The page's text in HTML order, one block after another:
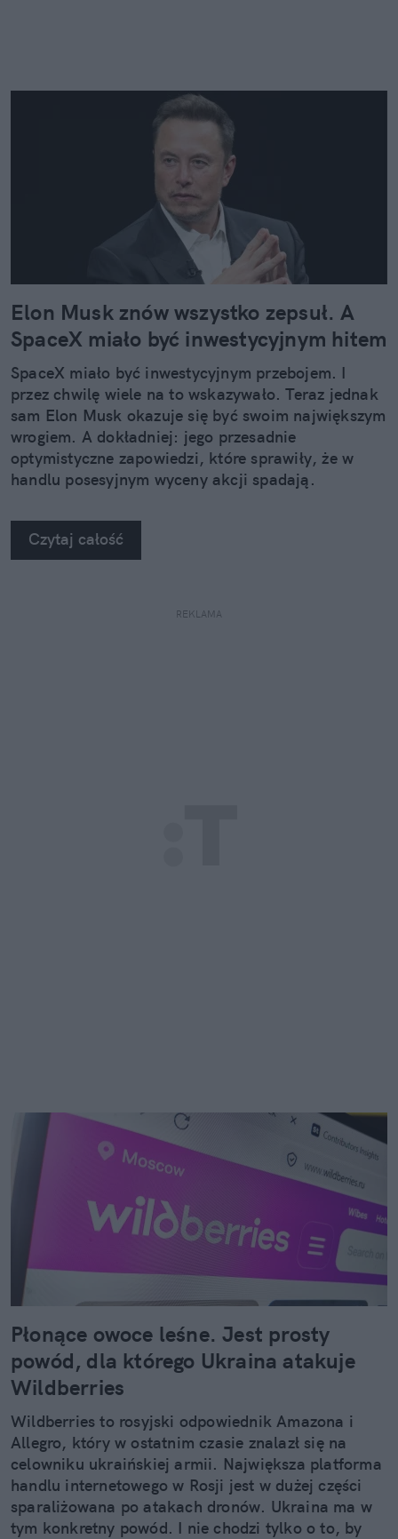
Elon Musk znów wszystko zepsuł. A
SpaceX miało być inwestycyjnym hitem
SpaceX miało być inwestycyjnym przebojem. I
przez chwilę wiele na to wskazywało. Teraz jednak
sam Elon Musk okazuje się być swoim największym
wrogiem. A dokładniej: jego przesadnie
optymistyczne zapowiedzi, które sprawiły, że w
handlu posesyjnym wyceny akcji spadają.
Czytaj całość
REKLAMA
Płonące owoce leśne. Jest prosty
powód, dla którego Ukraina atakuje
Wildberries
Wildberries to rosyjski odpowiednik Amazona i
Allegro, który w ostatnim czasie znalazł się na
celowniku ukraińskiej armii. Największa platforma
handlu internetowego w Rosji jest w dużej części
sparaliżowana po atakach dronów. Ukraina ma w
tym konkretny powód. I nie chodzi tylko o to, by